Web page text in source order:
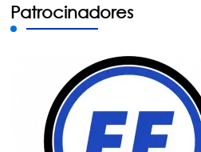
Patrocinadores